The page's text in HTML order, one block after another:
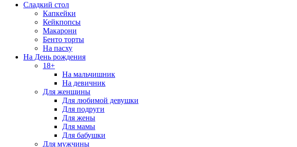
Сладкий стол
Капкейки
Кейкпопсы
Макарони
Бенто торты
На пасху
На День рождения
18+
На мальчишник
На девичник
Для женщины
Для любимой девушки
Для подруги
Для жены
Для мамы
Для бабушки
Для мужчины